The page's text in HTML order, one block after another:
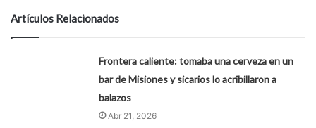
Artículos Relacionados
Frontera caliente: tomaba una cerveza en un
bar de Misiones y sicarios lo acribillaron a
balazos
Abr 21, 2026